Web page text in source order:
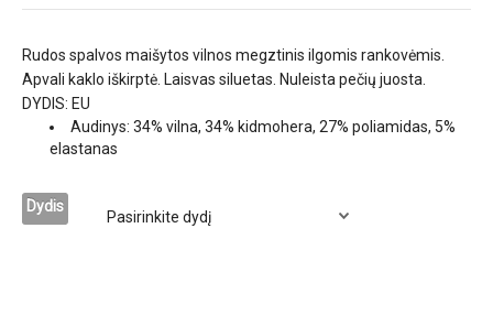
Rudos spalvos maišytos vilnos megztinis ilgomis rankovėmis.
Apvali kaklo iškirptė. Laisvas siluetas. Nuleista pečių juosta.
DYDIS: EU
Audinys: 34% vilna, 34% kidmohera, 27% poliamidas, 5%
elastanas
Dydis